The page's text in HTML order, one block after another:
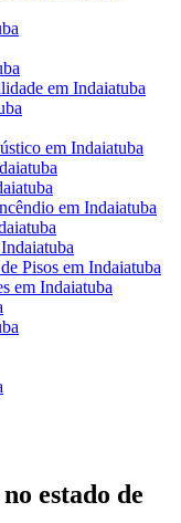
em Indaiatuba
em Indaiatuba
em Indaiatuba
Pisos em Indaiatuba
em Indaiatuba
estado de